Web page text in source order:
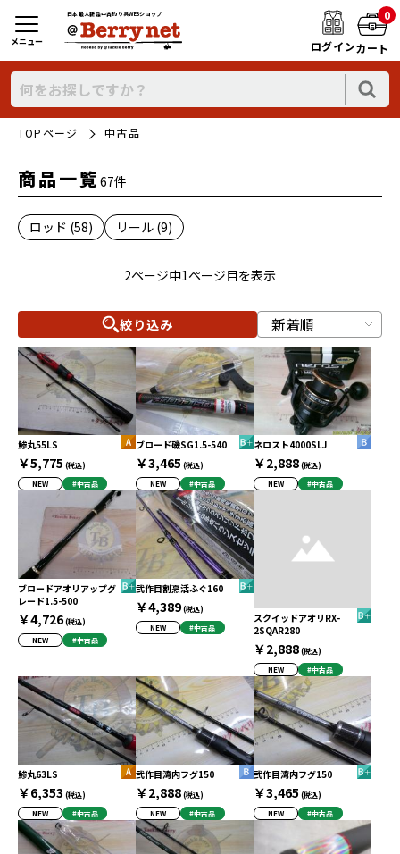
日本最大新品中古釣り具WEBショップ
ログイン
0
カート
メニュー
TOPページ 中古品
商品一覧 67件
ロッド (58) リール (9)
2ページ中1ページ目を表示
絞り込み
鯵丸55LS
￥5,775 (税込)
NEW
#中古品
ブロード磯SG1.5-540
￥3,465 (税込)
NEW
#中古品
ネロスト4000SLJ
￥2,888(税込)
NEW
#中古品
ブロードアオリアップグ
レード1.5-500
￥4,726(税込)
NEW
#中古品
弐作目割烹活ふぐ160
￥4,389(税込)
NEW
#中古品
スクイッドアオリRX-
2SQAR280
￥2,888(税込)
NEW
#中古品
鯵丸63LS
￥6,353 (税込)
NEW
#中古品
弐作目湾内フグ150
￥2,888(税込)
NEW
#中古品
弐作目湾内フグ150
￥3,465 (税込)
NEW
#中古品